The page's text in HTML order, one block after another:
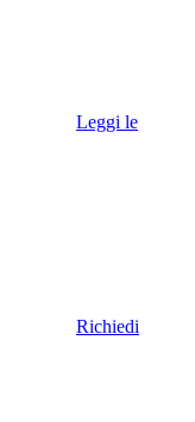
Leggi le
Richiedi